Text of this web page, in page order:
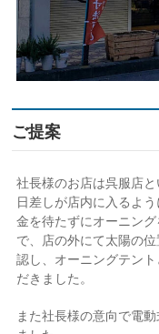
ご提案
社長様のお店は呉服店
日差しが店内に入るよ
金を待たずにオーニン
で、店の外にて太陽の
認し、オーニングテン
だきました。
また社長様の意向で電